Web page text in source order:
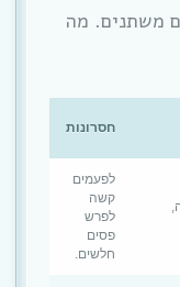
משתנים. מה
חסרונות
לפעמים
קשה
לפרש
פסים
חלשים.